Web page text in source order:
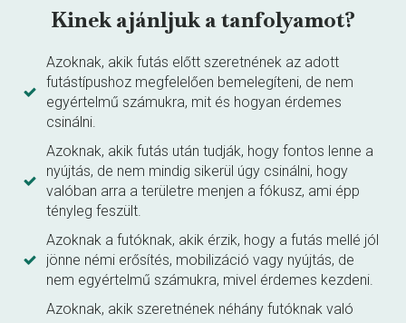
Kinek ajánljuk a tanfolyamot?
Azoknak, akik futás előtt szeretnének az adott
futástípushoz megfelelően bemelegíteni, de nem
egyértelmű számukra, mit és hogyan érdemes
csinálni.
Azoknak, akik futás után tudják, hogy fontos lenne a
nyújtás, de nem mindig sikerül úgy csinálni, hogy
valóban arra a területre menjen a fókusz, ami épp
tényleg feszült.
Azoknak a futóknak, akik érzik, hogy a futás mellé jól
jönne némi erősítés, mobilizáció vagy nyújtás, de
nem egyértelmű számukra, mivel érdemes kezdeni.
Azoknak, akik szeretnének néhány futóknak való